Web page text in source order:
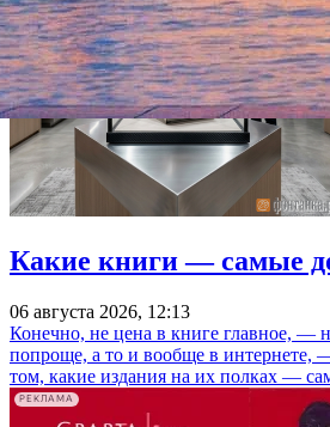
Какие книги — самые
06 августа 2026, 12:13
Конечно, не цена в книге главное, —
попроще, а то и вообще в интернете,
том, какие издания на их полках —
РЕКЛАМА